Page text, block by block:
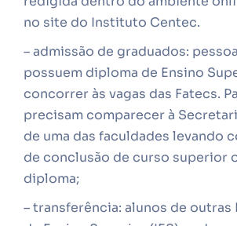
no site do Instituto Centec.
– admissão de graduados:
possuem diploma de Ensino
concorrer às vagas das Fatecs.
precisam comparecer à
de uma das faculdades levando
de conclusão de curso superior
diploma;
– transferência: alunos de